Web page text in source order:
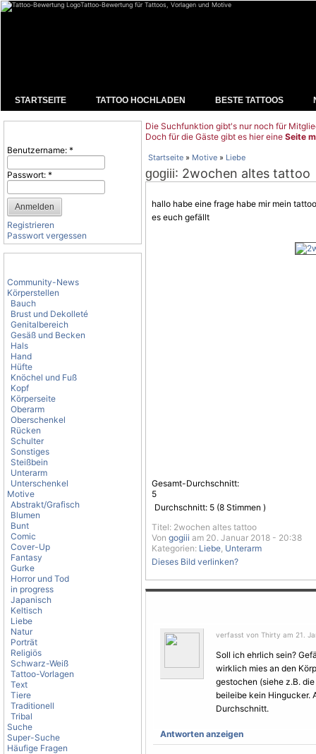
Tattoo-Bewertung für Tattoos, Vorlagen und Motive
STARTSEITE TATTOO HOCHLADEN BESTE TATTOOS
Benutzername: *
Passwort: *
Registrieren
Passwort vergessen
Community-News
Körperstellen
Bauch
Brust und Dekolleté
Genitalbereich
Gesäß und Becken
Hals
Hand
Hüfte
Knöchel und Fuß
Kopf
Körperseite
Oberarm
Oberschenkel
Rücken
Schulter
Sonstiges
Steißbein
Unterarm
Unterschenkel
Motive
Abstrakt/Grafisch
Blumen
Bunt
Comic
Cover-Up
Fantasy
Gurke
Horror und Tod
in progress
Japanisch
Keltisch
Liebe
Natur
Porträt
Religiös
Schwarz-Weiß
Tattoo-Vorlagen
Text
Tiere
Traditionell
Tribal
Suche
Super-Suche
Häufige Fragen
Die Suchfunktion gibt's nur noch für
Doch für die Gäste gibt es hier eine Seite
Startseite » Motive » Liebe
gogiii: 2wochen altes tattoo
hallo habe eine frage habe mir mein
es euch gefällt
Gesamt-Durchschnitt:
5
Durchschnitt: 5 (8 Stimmen )
Titel: 2wochen altes tattoo
Von gogiii am 20. Januar 2018 - 20:38
Kategorien: Liebe, Unterarm
Dieses Bild verlinken?
verfasst von Thirty am 21.
Soll ich ehrlich sein?
wirklich mies an den
gestochen (siehe z.B.
beileibe kein Hingucker.
Durchschnitt.
Antworten anzeigen